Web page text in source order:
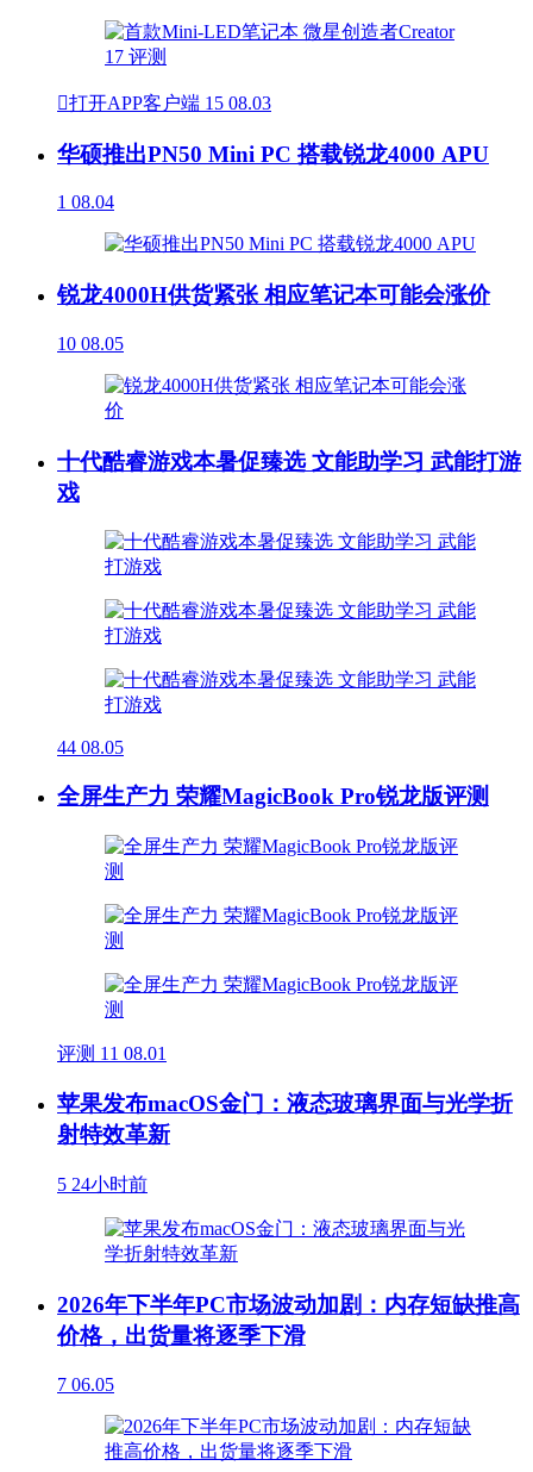
打开APP客户端 15 08.03
华硕推出PN50 Mini PC 搭载锐龙4000 APU
1 08.04
锐龙4000H供货紧张 相应笔记本可能会涨价
10 08.05
十代酷睿游戏本暑促臻选 文能助学习 武能打游
戏
44 08.05
全屏生产力 荣耀MagicBook Pro锐龙版评测
评测 11 08.01
苹果发布macOS金门：液态玻璃界面与光学折
射特效革新
5 24小时前
2026年下半年PC市场波动加剧：内存短缺推高
价格，出货量将逐季下滑
7 06.05